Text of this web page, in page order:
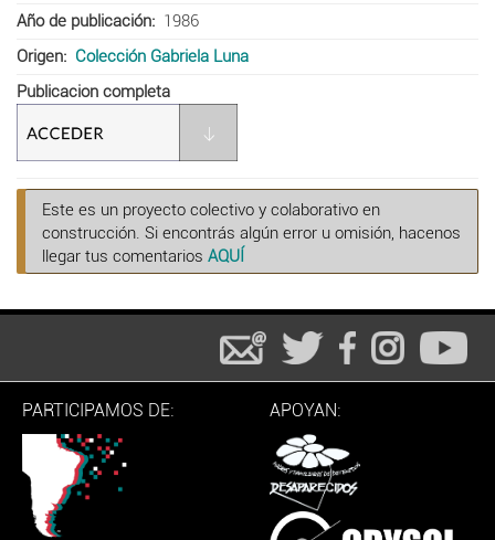
Año de publicación
1986
Origen
Colección Gabriela Luna
Publicacion completa
Este es un proyecto colectivo y colaborativo en
construcción. Si encontrás algún error u omisión, hacenos
llegar tus comentarios AQUÍ
PARTICIPAMOS DE: APOYAN: